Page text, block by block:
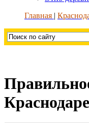
Главная
Краснодаре